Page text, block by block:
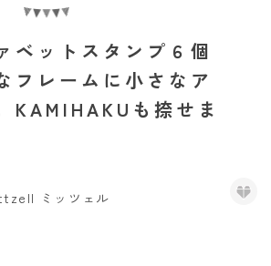
ベットスタンプ６個
フレームに小さなア
KAMIHAKUも捺せま
ミッツェル